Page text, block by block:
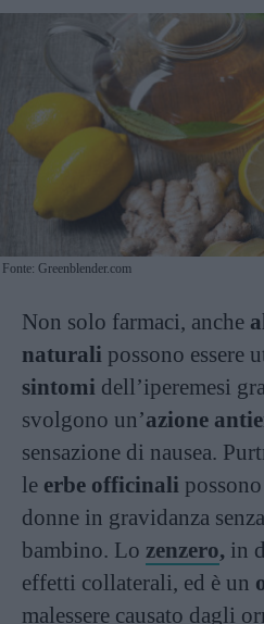
Fonte: Greenblender.com
Non solo farmaci, anche
naturali possono essere
sintomi dell’iperemesi
svolgono un’azione
sensazione di nausea.
le erbe officinali
donne in gravidanza
bambino. Lo zenzero, in
effetti collaterali, ed è un
malessere causato dagli